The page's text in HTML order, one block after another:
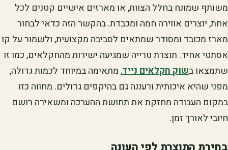
משותף שמונח בחלל הצוות, או מארזים אישיים קטנים לכל
אחת, יוצרים אווירה חמה ומכבדת. בהקשר הזה כדאי לבחור
מארז מכובד ומסודר שמתאים לסביבה מקצועית, ולשמור על קו
אסתטי אחיד. תוצרת טרייה שמגיעה ישירות מהחקלאים, כמו זו
שתמצאו בשוק חקלאים נייד, מתאימה במיוחד לכמות גדולה,
מפני שהיא איכותית ורעננה גם בהיקפים גדולים. מחווה כזו
במקום העבודה מחזקת את תחושת ההערכה ומשאירה רושם
חיובי לאורך זמן.